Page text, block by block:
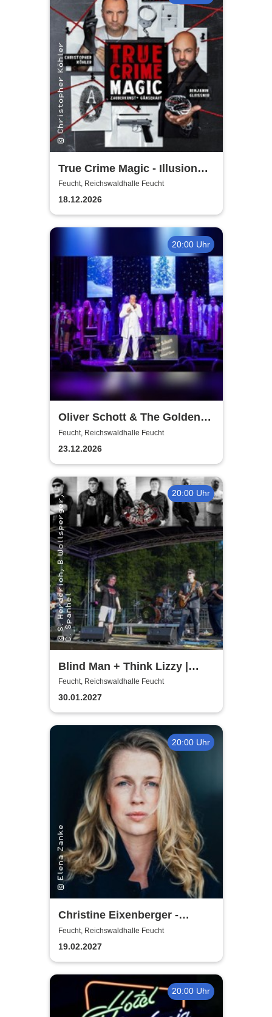
True Crime Magic - Illusion
trifft auf harte Realität /
Christopher Köhler und
Benjamin Gleissner
Feucht, Reichswaldhalle Feucht
18.12.2026
20:00 Uhr
Oliver Schott & The Golden
Gospel Choir |Gospel &
Weihnachtskonzert
Feucht, Reichswaldhalle Feucht
23.12.2026
20:00 Uhr
Blind Man + Think Lizzy |
Tribute - Whitesnake + Thin
Lizzy
Feucht, Reichswaldhalle Feucht
30.01.2027
20:00 Uhr
Christine Eixenberger -
Vorpremiere
Feucht, Reichswaldhalle Feucht
19.02.2027
20:00 Uhr